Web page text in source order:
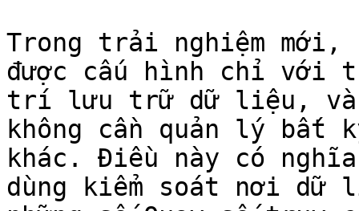
Trong trải nghiệm mới,
được cấu hình chỉ với
trí lưu trữ dữ liệu, và
không cần quản lý bất
khác. Điều này có
dùng kiểm soát nơi dữ